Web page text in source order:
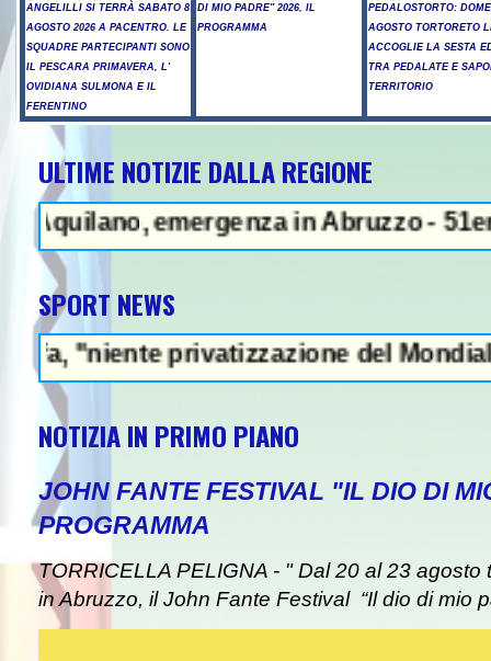
ANGELILLI SI TERRÀ SABATO 8
AGOSTO 2026 A PACENTRO. LE
SQUADRE PARTECIPANTI SONO
IL PESCARA PRIMAVERA, L'
OVIDIANA SULMONA E IL
FERENTINO
DI MIO PADRE" 2026, IL
PROGRAMMA
PEDALOSTORTO:
AGOSTO TORTORETO
ACCOGLIE LA SESTA
TRA PEDALATE E
TERRITORIO
ULTIME NOTIZIE DALLA REGIONE
emergenza in Abruzzo - 51enne
SPORT NEWS
privatizzazione del Mondiale"-
NOTIZIA IN PRIMO PIANO
JOHN FANTE FESTIVAL "IL DIO DI
PROGRAMMA
TORRICELLA PELIGNA - " Dal 20 al 23 agosto
in Abruzzo, il John Fante Festival “Il dio di mio
NEWS IN